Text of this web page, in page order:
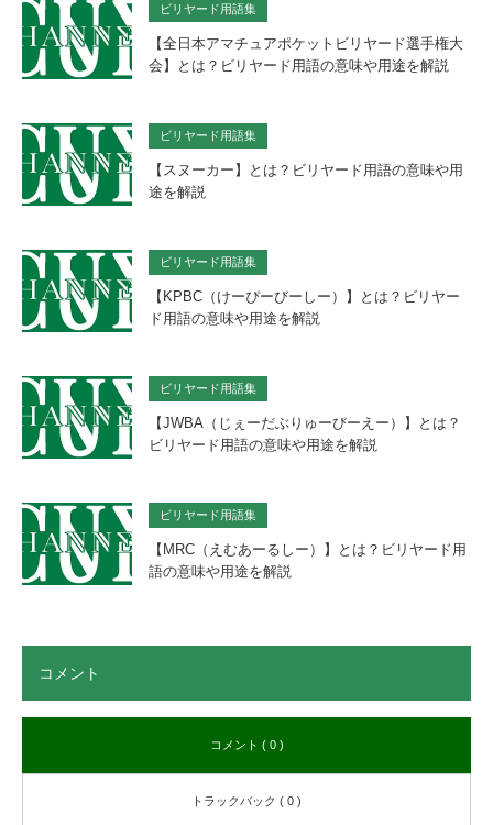
ビリヤード用語集
【全日本アマチュアポケットビリヤード選手権大
会】とは？ビリヤード用語の意味や用途を解説
ビリヤード用語集
【スヌーカー】とは？ビリヤード用語の意味や用
途を解説
ビリヤード用語集
【KPBC（けーぴーびーしー）】とは？ビリヤー
ド用語の意味や用途を解説
ビリヤード用語集
【JWBA（じぇーだぶりゅーびーえー）】とは？
ビリヤード用語の意味や用途を解説
ビリヤード用語集
【MRC（えむあーるしー）】とは？ビリヤード用
語の意味や用途を解説
コメント
コメント ( 0 )
トラックバック ( 0 )